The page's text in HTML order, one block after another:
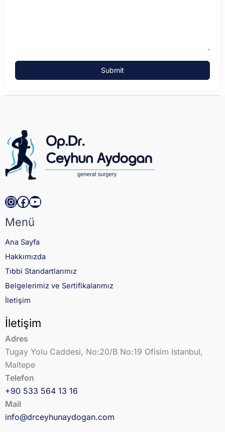
Submit
Instagram
Facebook
YouTube
Menü
Ana Sayfa
Hakkımızda
Tıbbi Standartlarımız
Belgelerimiz ve Sertifikalarımız
İletişim
İletişim
Adres
Tugay Yolu Caddesi, No:20/B No:19 Ofisim Istanbul,
Maltepe
Telefon
+90 533 564 13 16
Mail
info@drceyhunaydogan.com